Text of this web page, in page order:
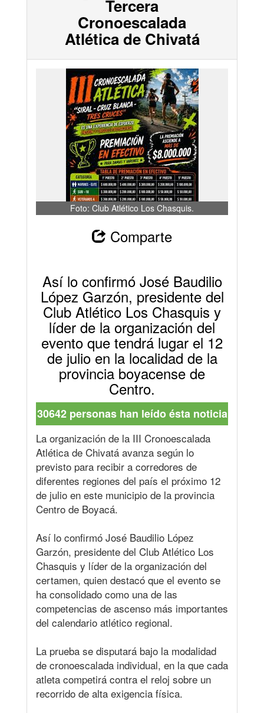
Tercera
Cronoescalada
Atlética de Chivatá
Foto: Club Atlético Los Chasquis.
Comparte
Así lo confirmó José Baudilio
López Garzón, presidente del
Club Atlético Los Chasquis y
líder de la organización del
evento que tendrá lugar el 12
de julio en la localidad de la
provincia boyacense de
Centro.
30642 personas han leído ésta noticia
La organización de la III Cronoescalada
Atlética de Chivatá avanza según lo
previsto para recibir a corredores de
diferentes regiones del país el próximo 12
de julio en este municipio de la provincia
Centro de Boyacá.
Así lo confirmó José Baudilio López
Garzón, presidente del Club Atlético Los
Chasquis y líder de la organización del
certamen, quien destacó que el evento se
ha consolidado como una de las
competencias de ascenso más importantes
del calendario atlético regional.
La prueba se disputará bajo la modalidad
de cronoescalada individual, en la que cada
atleta competirá contra el reloj sobre un
recorrido de alta exigencia física.